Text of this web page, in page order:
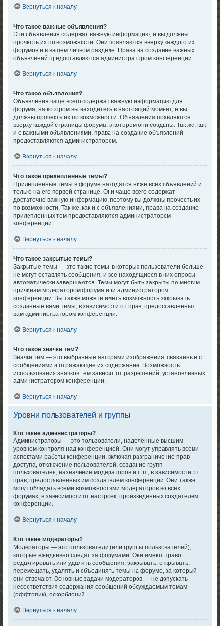
Вернуться к началу
Что такое важные объявления?
Эти объявления содержат важную информацию, и вы должны
прочесть их по возможности. Они появляются вверху каждого из
форумов и в вашем личном разделе. Права на создание важных
объявлений предоставляются администратором конференции.
Вернуться к началу
Что такое объявления?
Объявления чаще всего содержат важную информацию для
форума, на котором вы находитесь в настоящий момент, и вы
должны прочесть их по возможности. Объявления появляются
вверху каждой страницы форума, в котором они созданы. Так же, как
и с важными объявлениями, права на создание объявлений
предоставляются администратором.
Вернуться к началу
Что такое прилепленные темы?
Прилепленные темы в форуме находятся ниже всех объявлений и
только на его первой странице. Они чаще всего содержат
достаточно важную информацию, поэтому вы должны прочесть их
по возможности. Так же, как и с объявлениями, права на создание
прилепленных тем предоставляются администратором
конференции.
Вернуться к началу
Что такое закрытые темы?
Закрытые темы — это такие темы, в которых пользователи больше
не могут оставлять сообщения, и все находящиеся в них опросы
автоматически завершаются. Темы могут быть закрыты по многим
причинам модератором форума или администратором
конференции. Вы также можете иметь возможность закрывать
созданные вами темы, в зависимости от прав, предоставленных
вам администратором конференции.
Вернуться к началу
Что такое значки тем?
Значки тем — это выбранные авторами изображения, связанные с
сообщениями и отражающие их содержание. Возможность
использования значков тем зависит от разрешений, установленных
администратором конференции.
Вернуться к началу
Уровни пользователей и группы
Кто такие администраторы?
Администраторы — это пользователи, наделённые высшим
уровнем контроля над конференцией. Они могут управлять всеми
аспектами работы конференции, включая разграничение прав
доступа, отключение пользователей, создание групп
пользователей, назначение модераторов и т. п., в зависимости от
прав, предоставленных им создателем конференции. Они также
могут обладать всеми возможностями модераторов во всех
форумах, в зависимости от настроек, произведённых создателем
конференции.
Вернуться к началу
Кто такие модераторы?
Модераторы — это пользователи (или группы пользователей),
которые ежедневно следят за форумами. Они имеют право
редактировать или удалять сообщения, закрывать, открывать,
перемещать, удалять и объединять темы на форуме, за который
они отвечают. Основные задачи модераторов — не допускать
несоответствия содержания сообщений обсуждаемым темам
(оффтопик), оскорблений.
Вернуться к началу